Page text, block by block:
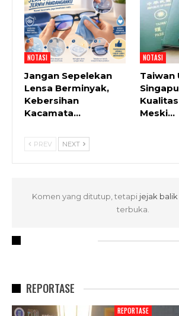
NOTASI
Jangan Sepelekan
Lensa Berminyak,
Kebersihan
Kacamata…
NOTASI
Taiwan
Meski…
PREV NEXT
Komen yang ditutup, tetapi jejak balik
terbuka.
REPORTASE
REPORTASE